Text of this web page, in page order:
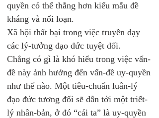
quyền có thể thắng hơn kiểu mẫu đề
kháng và nổi loạn.
Xã hội thất bại trong việc truyền dạy
các lý-tưởng đạo đức tuyệt đối.
Chẳng có gì là khó hiểu trong việc vấn-
đề này ảnh hưởng đến vấn-đề uy-quyền
như thế nào. Một tiêu-chuẩn luân-lý
đạo đức tương đối sẽ dẫn tới một triết-
lý nhân-bản, ở đó “cái ta” là uy-quyền